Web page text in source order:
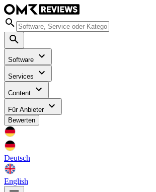
Software
Services
Content
Für Anbieter
Bewerten
Deutsch
English